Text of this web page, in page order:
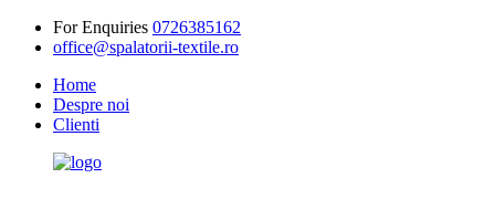
For Enquiries 0726385162
office@spalatorii-textile.ro
Home
Despre noi
Clienti